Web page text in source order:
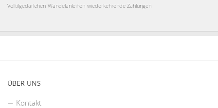
Volltilgedarlehen Wandelanleihen wiederkehrende Zahlungen
ÜBER UNS
Kontakt